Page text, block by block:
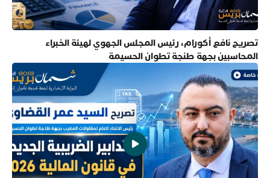
تصريح نافع أكورام، رئيس المجلس الجهوي لهيئة الخبراء
المحاسبين بجهة طنجة تطوان الحسيمة